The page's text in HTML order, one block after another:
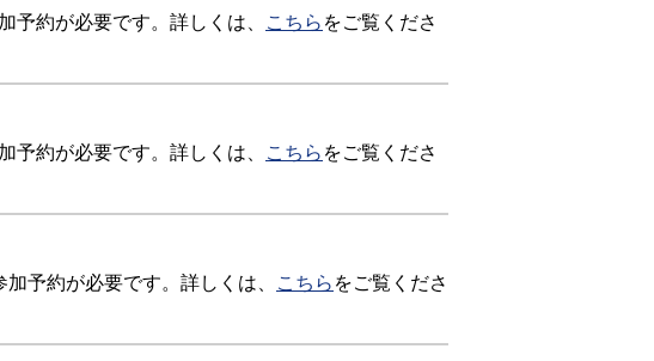
約が必要です。詳しくは、 こちら をご覧くださ
約が必要です。詳しくは、 こちら をご覧くださ
予約が必要です。詳しくは、 こちら をご覧くださ